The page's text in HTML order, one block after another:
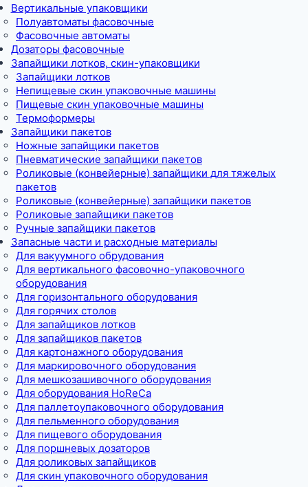
Вертикальные упаковщики
Полуавтоматы фасовочные
Фасовочные автоматы
Дозаторы фасовочные
Запайщики лотков, скин-упаковщики
Запайщики лотков
Непищевые скин упаковочные машины
Пищевые скин упаковочные машины
Термоформеры
Запайщики пакетов
Ножные запайщики пакетов
Пневматические запайщики пакетов
Роликовые (конвейерные) запайщики для тяжелых
пакетов
Роликовые (конвейерные) запайщики пакетов
Роликовые запайщики пакетов
Ручные запайщики пакетов
Запасные части и расходные материалы
Для вакуумного обрудования
Для вертикального фасовочно-упаковочного
оборудования
Для горизонтального оборудования
Для горячих столов
Для запайщиков лотков
Для запайщиков пакетов
Для картонажного оборудования
Для маркировочного оборудования
Для мешкозашивочного оборудования
Для оборудования HoReCa
Для паллетоупаковочного оборудования
Для пельменного оборудования
Для пищевого оборудования
Для поршневых дозаторов
Для роликовых запайщиков
Для скин упаковочного оборудования